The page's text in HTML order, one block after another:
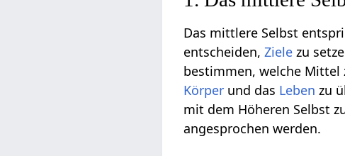
Das mittlere Selbst
entscheiden,Ziele zu
bestimmen, welche Mittel
Körper und das Leben zu
mit dem Höheren Selbst
angesprochen werden.